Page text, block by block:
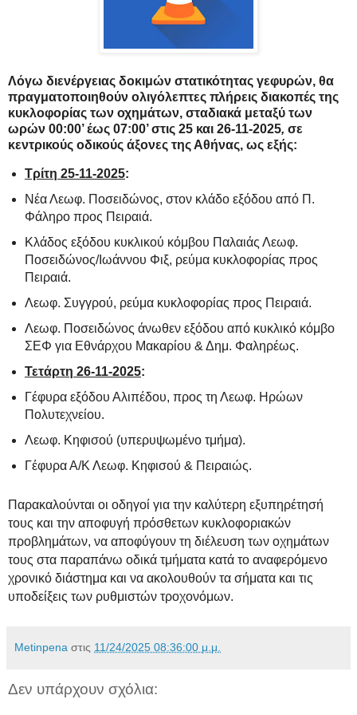
Λόγω διενέργειας δοκιμών στατικότητας γεφυρών, θα
πραγματοποιηθούν ολιγόλεπτες πλήρεις διακοπές της
κυκλοφορίας των οχημάτων, σταδιακά μεταξύ των
ωρών 00:00’ έως 07:00’ στις 25 και 26-11-2025, σε
κεντρικούς οδικούς άξονες της Αθήνας, ως εξής:
Τρίτη 25-11-2025:
Νέα Λεωφ. Ποσειδώνος, στον κλάδο εξόδου από Π.
Φάληρο προς Πειραιά.
Κλάδος εξόδου κυκλικού κόμβου Παλαιάς Λεωφ.
Ποσειδώνος/Ιωάννου Φιξ, ρεύμα κυκλοφορίας προς
Πειραιά.
Λεωφ. Συγγρού, ρεύμα κυκλοφορίας προς Πειραιά.
Λεωφ. Ποσειδώνος άνωθεν εξόδου από κυκλικό κόμβο
ΣΕΦ για Εθνάρχου Μακαρίου & Δημ. Φαληρέως.
Τετάρτη 26-11-2025:
Γέφυρα εξόδου Αλιπέδου, προς τη Λεωφ. Ηρώων
Πολυτεχνείου.
Λεωφ. Κηφισού (υπερυψωμένο τμήμα).
Γέφυρα Α/Κ Λεωφ. Κηφισού & Πειραιώς.
Παρακαλούνται οι οδηγοί για την καλύτερη εξυπηρέτησή
τους και την αποφυγή πρόσθετων κυκλοφοριακών
προβλημάτων, να αποφύγουν τη διέλευση των οχημάτων
τους στα παραπάνω οδικά τμήματα κατά το αναφερόμενο
χρονικό διάστημα και να ακολουθούν τα σήματα και τις
υποδείξεις των ρυθμιστών τροχονόμων.
Metinpena στις 11/24/2025 08:36:00 μ.μ.
Δεν υπάρχουν σχόλια: